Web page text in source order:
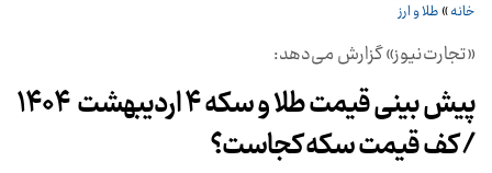
خانه» طلا و ارز
«تجارت‌نیوز» گزارش می‌دهد:
پیش بینی قیمت طلا و سکه ۴ اردیبهشت ۱۴۰۴
/ کف قیمت سکه کجاست؟